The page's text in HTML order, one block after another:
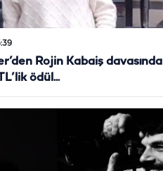
Rojin Kabaiş davasında
ödül...